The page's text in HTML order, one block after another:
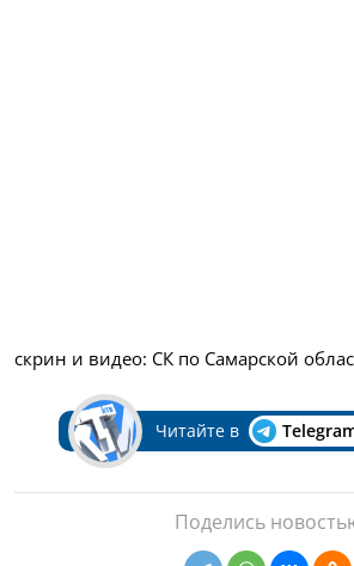
скрин и видео: СК по Самарской
Читайте в
Поделись